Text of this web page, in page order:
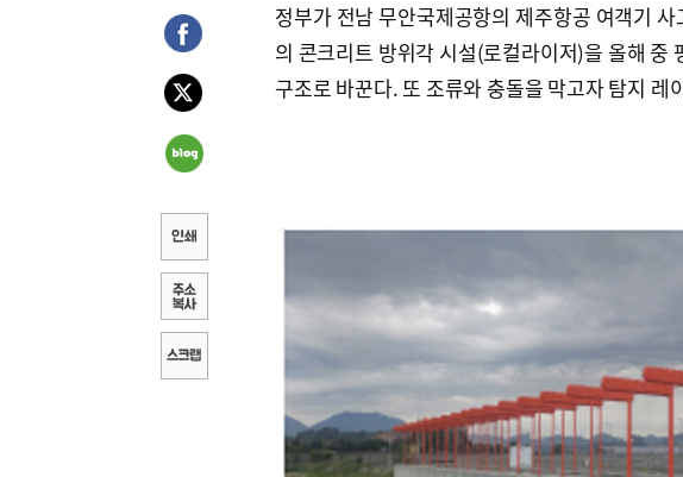
정부가 전남 무안국제공항의 제주항공 여객기
의 콘크리트 방위각 시설(로컬라이저)을 올해 중
구조로 바꾼다. 또 조류와 충돌을 막고자 탐지 레